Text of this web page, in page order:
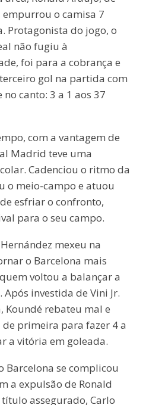
o camisa 7
Protagonista do jogo, o
não fugiu à
foi para a cobrança e
gol na partida com
canto: 3 a 1 aos 37
com a vantagem de
Madrid teve uma
Cadenciou o ritmo da
o meio-campo e atuou
esfriar o confronto,
para o seu campo.
mexeu na
o Barcelona mais
voltou a balançar a
Após investida de Vini Jr.
Koundé rebateu mal e
primeira para fazer 4 a
a vitória em goleada.
Barcelona se complicou
a expulsão de Ronald
assegurado, Carlo